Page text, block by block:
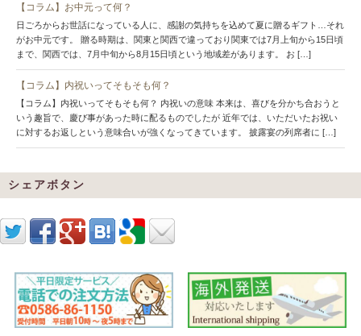
【コラム】お中元って何？
日ごろからお世話になっている人に、感謝の気持ちを込めて夏に贈るギフト…それ
がお中元です。 贈る時期は、関東と関西で違っており関東では7月上旬から15日頃
まで、関西では、7月中旬から8月15日頃という地域差があります。 お […]
【コラム】内祝いってそもそも何？
【コラム】内祝いってそもそも何？ 内祝いの意味 本来は、喜びを分かち合おうと
いう趣旨で、慶び事があった時に配るものでしたが 近年では、いただいたお祝い
に対するお返しという意味合いが強くなってきています。 披露宴の列席者に […]
シェアボタン